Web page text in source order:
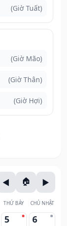
(Giờ Tuất)
(Giờ Mão)
(Giờ Thân)
(Giờ Hợi)
THỨ BẢY CHỦ NHẬT
5 6